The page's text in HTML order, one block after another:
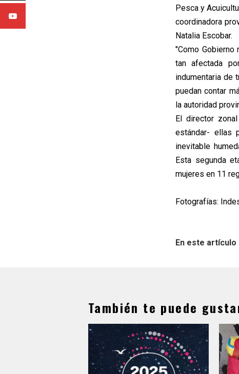
Pesca y
coordinadora
Natalia Escobar.
"Como
tan afectada
indumentaria de
puedan contar
la autoridad
El director
estándar- ellas
inevitable
Esta segunda
mujeres en 11
Fotografías:
En este artículo
También te puede